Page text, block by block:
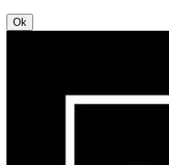
Ok